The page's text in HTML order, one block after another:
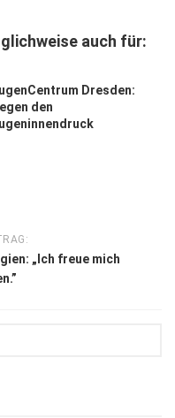
auch für:
Dresden:
den
„Ich freue mich